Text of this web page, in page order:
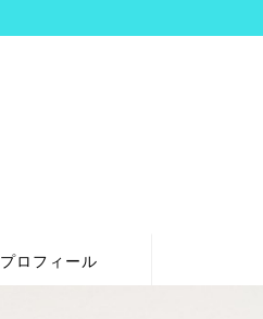
プロフィール